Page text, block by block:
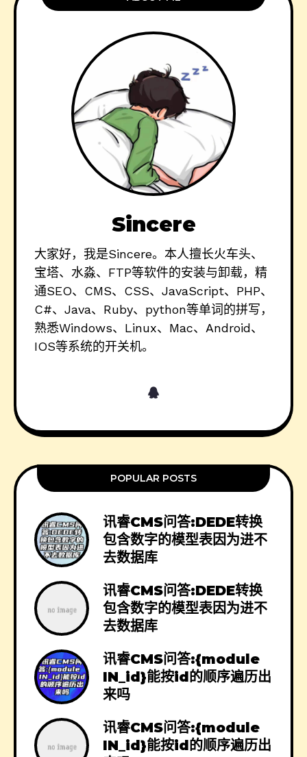
Sincere
大家好，我是Sincere。本人擅长火车头、
宝塔、水淼、FTP等软件的安装与卸载，精
通SEO、CMS、CSS、JavaScript、PHP、
C#、Java、Ruby、python等单词的拼写，
熟悉Windows、Linux、Mac、Android、
IOS等系统的开关机。
POPULAR POSTS
讯睿CMS问答:DEDE转换
包含数字的模型表因为进不
去数据库
讯睿CMS问答:DEDE转换
包含数字的模型表因为进不
去数据库
讯睿CMS问答:{module
IN_id}能按id的顺序遍历出
来吗
讯睿CMS问答:{module
IN_id}能按id的顺序遍历出